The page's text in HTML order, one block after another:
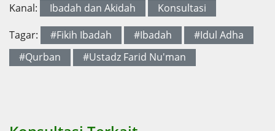
Kanal: Ibadah dan Akidah Konsultasi
Tagar: #Fikih Ibadah #Ibadah
#Idul Adha
#Qurban
#Ustadz Farid Nu'man